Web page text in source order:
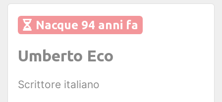
Nacque 94 anni fa
Umberto Eco
Scrittore italiano